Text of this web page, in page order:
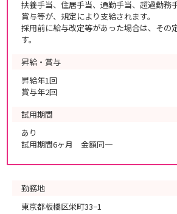
扶養手当、住居手当、通勤手当、超過勤務
賞与等が、規定により支給されます。
採用前に給与改定等があった場合は、その
す。
昇給・賞与
昇給年1回
賞与年2回
試用期間
あり
試用期間6ヶ月 金額同一
勤務地
東京都板橋区栄町33−1